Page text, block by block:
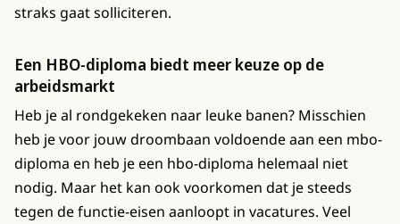
straks gaat solliciteren.
Een HBO-diploma biedt meer keuze op de
arbeidsmarkt
Heb je al rondgekeken naar leuke banen? Misschien
heb je voor jouw droombaan voldoende aan een mbo-
diploma en heb je een hbo-diploma helemaal niet
nodig. Maar het kan ook voorkomen dat je steeds
tegen de functie-eisen aanloopt in vacatures. Veel